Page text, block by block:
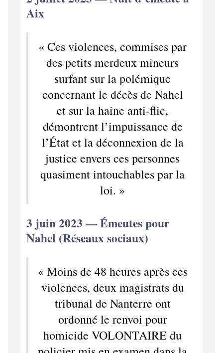
Aix
« Ces violences, commises par
des petits merdeux mineurs
surfant sur la polémique
concernant le décès de Nahel
et sur la haine anti‑flic,
démontrent l’impuissance de
l’État et la déconnexion de la
justice envers ces personnes
quasiment intouchables par la
loi. »
3 juin 2023 — Émeutes pour
Nahel (Réseaux sociaux)
« Moins de 48 heures après ces
violences, deux magistrats du
tribunal de Nanterre ont
ordonné le renvoi pour
homicide VOLONTAIRE du